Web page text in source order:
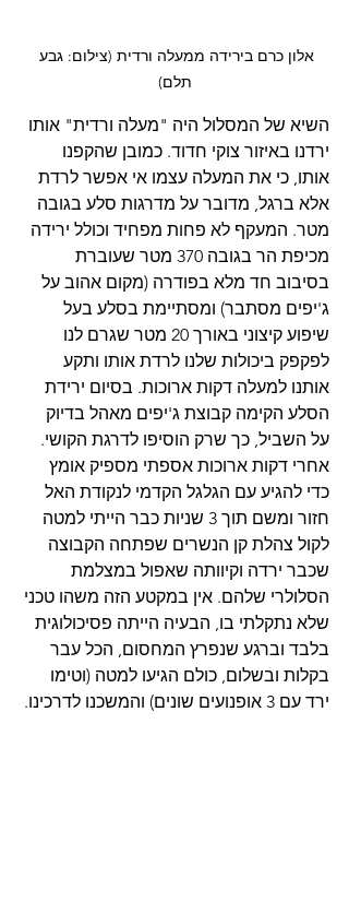
אלון כרם בירידה ממעלה ורדית (צילום: גבע
תלם)
השיא של המסלול היה "מעלה ורדית" אותו
ירדנו באיזור צוקי חדוד. כמובן שהקפנו
אותו, כי את המעלה עצמו אי אפשר לרדת
אלא ברגל, מדובר על מדרגות סלע בגובה
מטר. המעקף לא פחות מפחיד וכולל ירידה
מכיפת הר בגובה 370 מטר שעוברת
בסיבוב חד מלא בפודרה (מקום אהוב על
ג'יפים מסתבר) ומסתיימת בסלע בעל
שיפוע קיצוני באורך 20 מטר שגרם לנו
לפקפק ביכולות שלנו לרדת אותו ותקע
אותנו למעלה דקות ארוכות. בסיום ירידת
הסלע הקימה קבוצת ג'יפים מאהל בדיוק
על השביל, כך שרק הוסיפו לדרגת הקושי.
אחרי דקות ארוכות אספתי מספיק אומץ
כדי להגיע עם הגלגל הקדמי לנקודת האל
חזור ומשם תוך 3 שניות כבר הייתי למטה
לקול צהלת קן הנשרים שפתחה הקבוצה
שכבר ירדה וקיוותה שאפול במצלמת
הסלולרי שלהם. אין במקטע הזה משהו טכני
שלא נתקלתי בו, הבעיה הייתה פסיכולוגית
בלבד וברגע שנפרץ המחסום, הכל עבר
בקלות ובשלום, כולם הגיעו למטה (וטימו
ירד עם 3 אופנועים שונים) והמשכנו לדרכינו.